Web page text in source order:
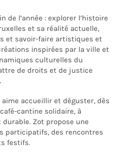
de l’année : explorer l’histoire
et sa réalité actuelle,
et savoir-faire artistiques et
inspirées par la ville et
culturelles du
de droits et de justice
aime accueillir et déguster, dès
cantine solidaire, à
Zot propose une
participatifs, des rencontres
festifs.